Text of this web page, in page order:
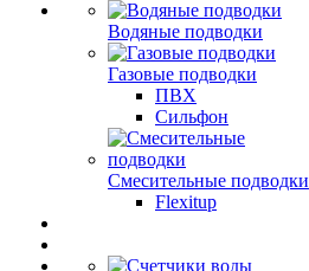
Водяные подводки
Газовые подводки
ПВХ
Сильфон
Смесительные подводки
Flexitup